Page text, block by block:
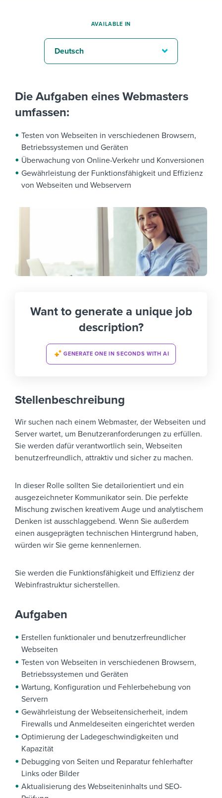
Die Aufgaben eines Webmasters
umfassen:
Testen von Webseiten in verschiedenen Browsern,
Betriebssystemen und Geräten
Überwachung von Online-Verkehr und Konversionen
Gewährleistung der Funktionsfähigkeit und Effizienz
von Webseiten und Webservern
Want to generate a unique job
description?
GENERATE ONE IN SECONDS WITH AI
Stellenbeschreibung
Wir suchen nach einem Webmaster, der Webseiten und
Server wartet, um Benutzeranforderungen zu erfüllen.
Sie werden dafür verantwortlich sein, Webseiten
benutzerfreundlich, attraktiv und sicher zu machen.
In dieser Rolle sollten Sie detailorientiert und ein
ausgezeichneter Kommunikator sein. Die perfekte
Mischung zwischen kreativem Auge und analytischem
Denken ist ausschlaggebend. Wenn Sie außerdem
einen ausgeprägten technischen Hintergrund haben,
würden wir Sie gerne kennenlernen.
Sie werden die Funktionsfähigkeit und Effizienz der
Webinfrastruktur sicherstellen.
Aufgaben
Erstellen funktionaler und benutzerfreundlicher
Webseiten
Testen von Webseiten in verschiedenen Browsern,
Betriebssystemen und Geräten
Wartung, Konfiguration und Fehlerbehebung von
Servern
Gewährleistung der Webseitensicherheit, indem
Firewalls und Anmeldeseiten eingerichtet werden
Optimierung der Ladegeschwindigkeiten und
Kapazität
Debugging von Seiten und Reparatur fehlerhafter
Links oder Bilder
Aktualisierung des Webseiteninhalts und SEO-
AVAILABLE IN
Deutsch